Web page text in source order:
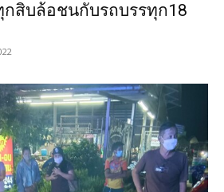
กสิบล้อชนกับรถบรรทุก18